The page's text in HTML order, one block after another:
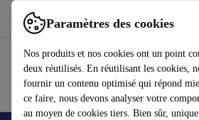
Paramètres des cookies
Nos produits et nos cookies ont un point
deux réutilisés. En réutilisant les cookies,
fournir un contenu optimisé qui répond
ce faire, nous devons analyser votre
au moyen de cookies tiers. Bien sûr,
Utilisez refurbed rapidement et facilement